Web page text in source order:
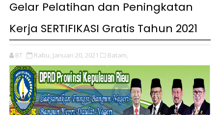
Gelar Pelatihan dan Peningkatan
Kerja SERTIFIKASI Gratis Tahun 2021
BT Rabu, Januari 20, 2021 Batam,